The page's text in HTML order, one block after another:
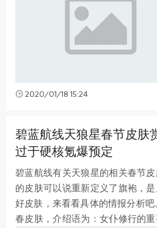
2020/01/18 15:24
碧蓝航线天狼星春节皮肤
过于硬核氪爆预定
碧蓝航线有关天狼星的相关春节
的皮肤可以说重新定义了旗袍，
好皮肤，来看看具体的情报分析
春皮肤，介绍语为：女仆修行的